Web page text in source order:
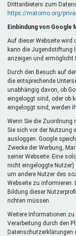
Drittanbieters zum
https://matomo.org/
Einbindung von Google
Auf dieser Webseite wird
kann die Jugendstiftung
anzeigen und ermöglicht
Durch den Besuch auf
die entsprechende
unabhängig davon, ob
eingeloggt sind, oder ob
eingeloggt sind, werden
Wenn Sie die Zuordnung
Sie sich vor der Nutzung
ausloggen. Google
Zwecke der Werbung,
seiner Webseite. Eine
nicht eingeloggte Nutzer)
um andere Nutzer des
Webseite zu informieren.
Bildung dieser
richten müssen.
Weitere Informationen
Verarbeitung durch den
Datenschutzerklärungen